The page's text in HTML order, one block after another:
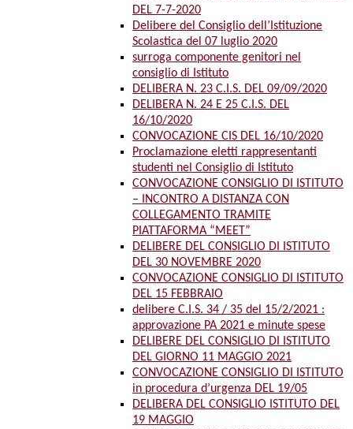
DEL 7-7-2020
Delibere del Consiglio dell’Istituzione
Scolastica del 07 luglio 2020
surroga componente genitori nel
consiglio di Istituto
DELIBERA N. 23 C.I.S. DEL 09/09/2020
DELIBERA N. 24 E 25 C.I.S. DEL
16/10/2020
CONVOCAZIONE CIS DEL 16/10/2020
Proclamazione eletti rappresentanti
studenti nel Consiglio di Istituto
CONVOCAZIONE CONSIGLIO DI ISTITUTO
– INCONTRO A DISTANZA CON
COLLEGAMENTO TRAMITE
PIATTAFORMA “MEET”
DELIBERE DEL CONSIGLIO DI ISTITUTO
DEL 30 NOVEMBRE 2020
CONVOCAZIONE CONSIGLIO DI ISTITUTO
DEL 15 FEBBRAIO
delibere C.I.S. 34 / 35 del 15/2/2021 :
approvazione PA 2021 e minute spese
DELIBERE DEL CONSIGLIO DI ISTITUTO
DEL GIORNO 11 MAGGIO 2021
CONVOCAZIONE CONSIGLIO DI ISTITUTO
in procedura d’urgenza DEL 19/05
DELIBERA DEL CONSIGLIO ISTITUTO DEL
19 MAGGIO